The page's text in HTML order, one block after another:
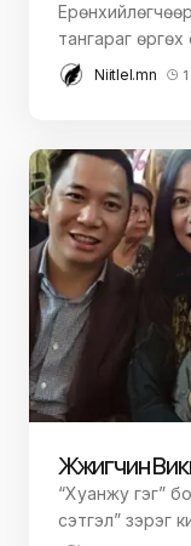
тангараг
Niitlel.mn
Жүжигчин
“Хуанжу гэг”
сэтгэл” зэрэг